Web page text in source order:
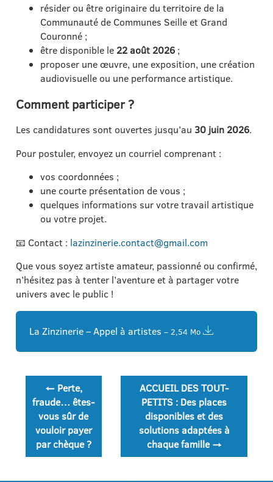
résider ou être originaire du territoire de la
Communauté de Communes Seille et Grand
Couronné ;
être disponible le 22 août 2026 ;
proposer une œuvre, une exposition, une création
audiovisuelle ou une performance artistique.
Comment participer ?
Les candidatures sont ouvertes jusqu’au 30 juin 2026.
Pour postuler, envoyez un courriel comprenant :
vos coordonnées ;
une courte présentation de vous ;
quelques informations sur votre travail artistique
ou votre projet.
📧 Contact : lazinzinerie.contact@gmail.com
Que vous soyez artiste amateur, passionné ou confirmé,
n’hésitez pas à tenter l’aventure et à partager votre
univers avec le public !
La Zinzinerie – Appel à artistes – 2,54 Mo
Navigation
l’article
←Perte,
fraude… êtes-
vous sûr de
vouloir payer
par chèque ?
ACCUEIL DES TOUT-
PETITS : Des places
disponibles et des
solutions adaptées à
chaque famille→